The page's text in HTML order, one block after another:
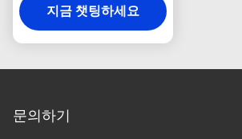
지금 챗팅하세요
문의하기